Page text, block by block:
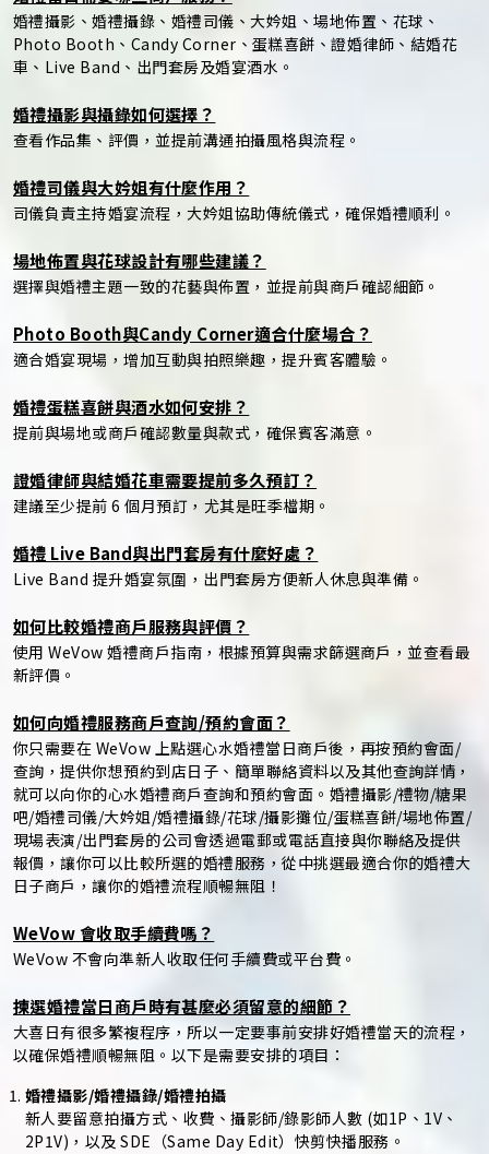
婚禮攝影、婚禮攝錄、婚禮司儀、大妗姐、場地佈置、花球、
Photo Booth、Candy Corner、蛋糕喜餅、證婚律師、結婚花
車、Live Band、出門套房及婚宴酒水。
婚禮攝影與攝錄如何選擇？
查看作品集、評價，並提前溝通拍攝風格與流程。
婚禮司儀與大妗姐有什麼作用？
司儀負責主持婚宴流程，大妗姐協助傳統儀式，確保婚禮順利。
場地佈置與花球設計有哪些建議？
選擇與婚禮主題一致的花藝與佈置，並提前與商戶確認細節。
Photo Booth與Candy Corner適合什麼場合？
適合婚宴現場，增加互動與拍照樂趣，提升賓客體驗。
婚禮蛋糕喜餅與酒水如何安排？
提前與場地或商戶確認數量與款式，確保賓客滿意。
證婚律師與結婚花車需要提前多久預訂？
建議至少提前 6 個月預訂，尤其是旺季檔期。
婚禮 Live Band與出門套房有什麼好處？
Live Band 提升婚宴氛圍，出門套房方便新人休息與準備。
如何比較婚禮商戶服務與評價？
使用 WeVow 婚禮商戶指南，根據預算與需求篩選商戶，並查看最
新評價。
如何向婚禮服務商戶查詢/預約會面？
你只需要在 WeVow 上點選心水婚禮當日商戶後，再按預約會面/
查詢，提供你想預約到店日子、簡單聯絡資料以及其他查詢詳情，
就可以向你的心水婚禮商戶查詢和預約會面。婚禮攝影/禮物/糖果
吧/婚禮司儀/大妗姐/婚禮攝錄/花球/攝影攤位/蛋糕喜餅/場地佈置/
現場表演/出門套房的公司會透過電郵或電話直接與你聯絡及提供
報價，讓你可以比較所選的婚禮服務，從中挑選最適合你的婚禮大
日子商戶，讓你的婚禮流程順暢無阻！
WeVow 會收取手續費嗎？
WeVow 不會向準新人收取任何手續費或平台費。
揀選婚禮當日商戶時有甚麼必須留意的細節？
大喜日有很多繁複程序，所以一定要事前安排好婚禮當天的流程，
以確保婚禮順暢無阻。以下是需要安排的項目：
婚禮攝影/婚禮攝錄/婚禮拍攝
新人要留意拍攝方式、收費、攝影師/錄影師人數 (如1P、1V、
2P1V)，以及 SDE（Same Day Edit）快剪快播服務。